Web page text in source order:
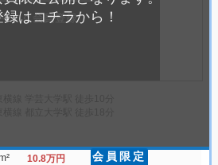
はコチラから！
10.8万円 会員限定